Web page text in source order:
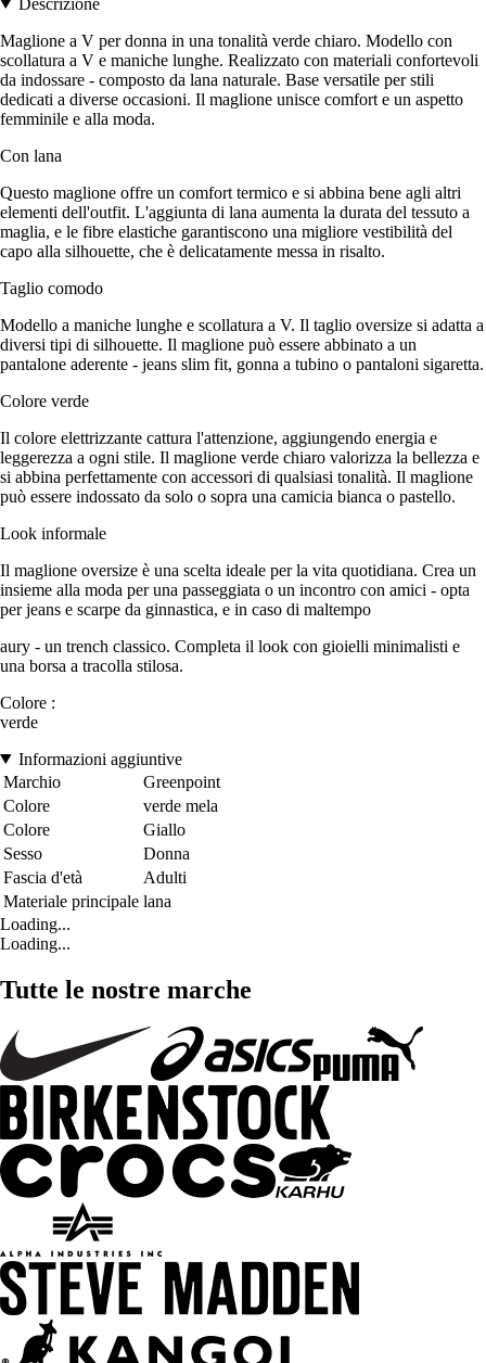
Maglione a V per donna in una tonalità verde chiaro. Modello con
scollatura a V e maniche lunghe. Realizzato con materiali confortevoli
da indossare - composto da lana naturale. Base versatile per stili
dedicati a diverse occasioni. Il maglione unisce comfort e un aspetto
femminile e alla moda.
Con lana
Questo maglione offre un comfort termico e si abbina bene agli altri
elementi dell'outfit. L'aggiunta di lana aumenta la durata del tessuto a
maglia, e le fibre elastiche garantiscono una migliore vestibilità del
capo alla silhouette, che è delicatamente messa in risalto.
Taglio comodo
Modello a maniche lunghe e scollatura a V. Il taglio oversize si adatta a
diversi tipi di silhouette. Il maglione può essere abbinato a un
pantalone aderente - jeans slim fit, gonna a tubino o pantaloni sigaretta.
Colore verde
Il colore elettrizzante cattura l'attenzione, aggiungendo energia e
leggerezza a ogni stile. Il maglione verde chiaro valorizza la bellezza e
si abbina perfettamente con accessori di qualsiasi tonalità. Il maglione
può essere indossato da solo o sopra una camicia bianca o pastello.
Look informale
Il maglione oversize è una scelta ideale per la vita quotidiana. Crea un
insieme alla moda per una passeggiata o un incontro con amici - opta
per jeans e scarpe da ginnastica, e in caso di maltempo
aury - un trench classico. Completa il look con gioielli minimalisti e
una borsa a tracolla stilosa.
Colore :
verde
Informazioni aggiuntive
Marchio
Greenpoint
Colore
verde mela
Colore
Giallo
Sesso
Donna
Fascia d'età
Adulti
Materiale principale lana
Loading...
Loading...
Tutte le nostre marche